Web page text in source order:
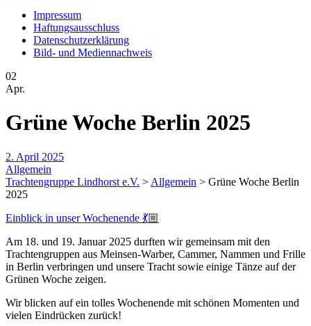
Impressum
Haftungsausschluss
Datenschutzerklärung
Bild- und Mediennachweis
02
Apr.
Grüne Woche Berlin 2025
2. April 2025
Allgemein
Trachtengruppe Lindhorst e.V. > Allgemein > Grüne Woche Berlin
2025
Einblick in unser Wochenende 💃🏼
Am 18. und 19. Januar 2025 durften wir gemeinsam mit den
Trachtengruppen aus Meinsen-Warber, Cammer, Nammen und Frille
in Berlin verbringen und unsere Tracht sowie einige Tänze auf der
Grünen Woche zeigen.
Wir blicken auf ein tolles Wochenende mit schönen Momenten und
vielen Eindrücken zurück!